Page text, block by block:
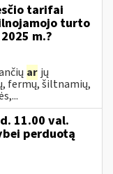
tarifai
turto
m.?
ar jų
fermų, šiltnamių,
11.00 val.
perduotą